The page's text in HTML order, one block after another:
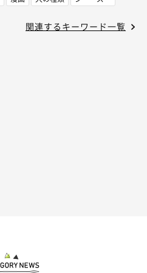
関連するキーワード一覧